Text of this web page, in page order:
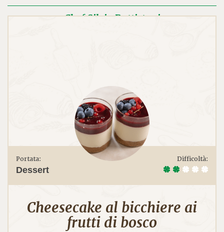
Chef Silvio Battistoni
Portata:
Dessert
Difficoltà:
Cheesecake al bicchiere ai
frutti di bosco